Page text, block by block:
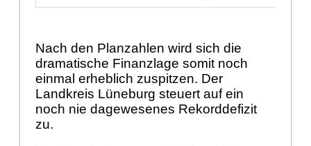
Nach den Planzahlen wird sich die
dramatische Finanzlage somit noch
einmal erheblich zuspitzen. Der
Landkreis Lüneburg steuert auf ein
noch nie dagewesenes Rekorddefizit
zu.